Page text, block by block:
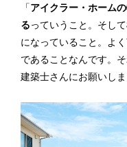
「アイクラー・ホーム
るっていうこと。そし
になっていること。よ
であることなんです。
建築士さんにお願いしま